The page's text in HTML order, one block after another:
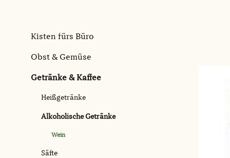
Kisten fürs Büro
Obst & Gemüse
Getränke & Kaffee
Heißgetränke
Alkoholische Getränke
Wein
Säfte